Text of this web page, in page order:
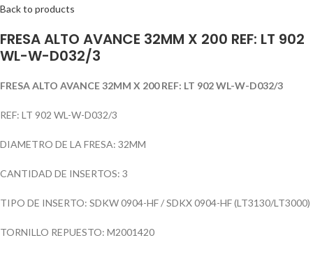
Back to products
FRESA ALTO AVANCE 32MM X 200 REF: LT 902
WL-W-D032/3
FRESA ALTO AVANCE 32MM X 200 REF: LT 902 WL-W-D032/3
REF: LT 902 WL-W-D032/3
DIAMETRO DE LA FRESA: 32MM
CANTIDAD DE INSERTOS: 3
TIPO DE INSERTO: SDKW 0904-HF / SDKX 0904-HF (LT3130/LT3000)
TORNILLO REPUESTO: M2001420